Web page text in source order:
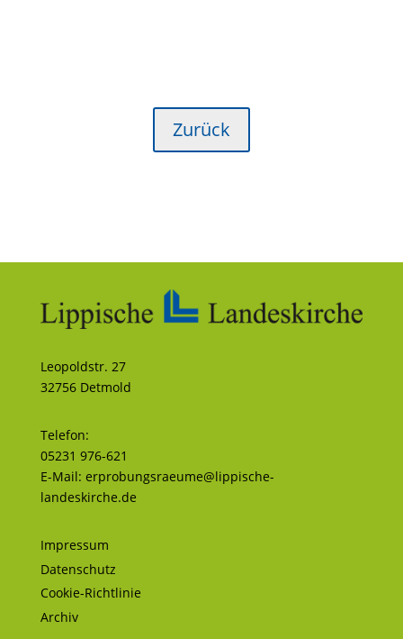
Zurück
Leopoldstr. 27
32756 Detmold
Telefon:
05231 976-621
E-Mail: erprobungsraeume@lippische-
landeskirche.de
Impressum
Datenschutz
Cookie-Richtlinie
Archiv